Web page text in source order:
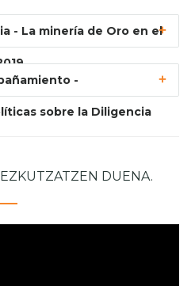
- La minería de Oro en el
-
sobre la Diligencia
DUENA.